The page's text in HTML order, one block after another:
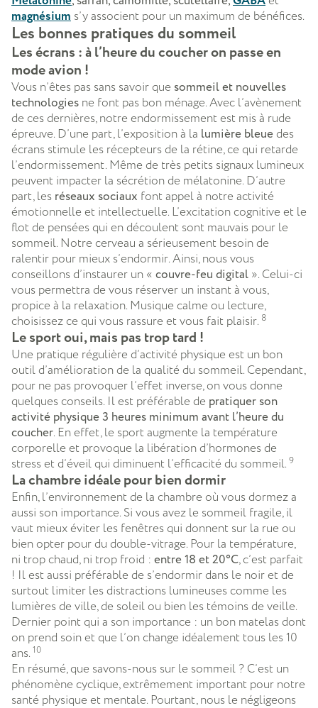
magnésium s’y associent pour un maximum de bénéfices.
Les bonnes pratiques du sommeil
Les écrans : à l’heure du coucher on passe en
mode avion !
Vous n’êtes pas sans savoir que sommeil et nouvelles
technologies ne font pas bon ménage. Avec l’avènement
de ces dernières, notre endormissement est mis à rude
épreuve. D’une part, l’exposition à la lumière bleuedes
écrans stimule les récepteurs de la rétine, ce qui retarde
l’endormissement. Même de très petits signaux lumineux
peuvent impacter la sécrétion de mélatonine. D’autre
part, les réseaux sociaux font appel à notre activité
émotionnelle et intellectuelle. L’excitation cognitive et le
flot de pensées qui en découlent sont mauvais pour le
sommeil. Notre cerveau a sérieusement besoin de
ralentir pour mieux s’endormir. Ainsi, nous vous
conseillons d’instaurer un « couvre-feu digital ». Celui-ci
vous permettra de vous réserver un instant à vous,
propice à la relaxation. Musique calme ou lecture,
choisissez ce qui vous rassure et vous fait plaisir. 8
Le sport oui, mais pas trop tard !
Une pratique régulière d’activité physique est un bon
outil d’amélioration de la qualité du sommeil. Cependant,
pour ne pas provoquer l’effet inverse, on vous donne
quelques conseils. Il est préférable de pratiquer son
activité physique 3 heures minimum avant l’heure du
coucher. En effet, le sport augmente la température
corporelle et provoque la libération d’hormones de
stress et d’éveil qui diminuent l’efficacité du sommeil. 9
La chambre idéale pour bien dormir
Enfin, l’environnement de la chambre où vous dormez a
aussi son importance. Si vous avez le sommeil fragile, il
vaut mieux éviter les fenêtres qui donnent sur la rue ou
bien opter pour du double-vitrage. Pour la température,
ni trop chaud, ni trop froid : entre 18 et 20°C, c’est parfait
! Il est aussi préférable de s’endormir dans le noir et de
surtout limiter les distractions lumineuses comme les
lumières de ville, de soleil ou bien les témoins de veille.
Dernier point qui a son importance : un bon matelas dont
on prend soin et que l’on change idéalement tous les 10
ans. 10
En résumé, que savons-nous sur le sommeil ? C’est un
phénomène cyclique, extrêmement important pour notre
santé physique et mentale. Pourtant, nous le négligeons